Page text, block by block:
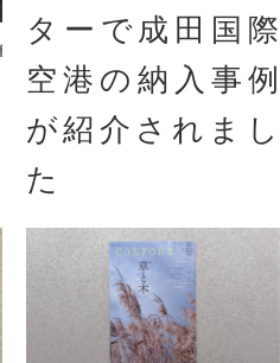
ターで成田国際
空港の納入事例
が紹介されまし
た